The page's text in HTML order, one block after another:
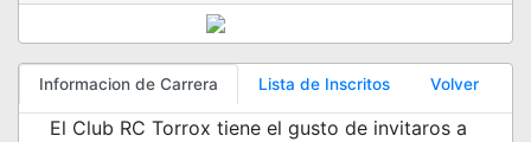
Informacion de Carrera Lista de Inscritos Volver
El Club RC Torrox tiene el gusto de invitaros a